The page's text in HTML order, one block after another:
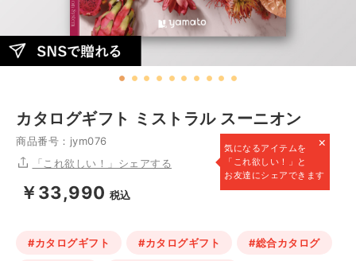
カタログギフト ミストラル スーニオン
商品番号：jym076 ×
気になるアイテムを
「これ欲しい！」と
お友達にシェアできます
「これ欲しい！」シェアする
￥33,990 税込
#カタログギフト #カタログギフト #総合カタログ